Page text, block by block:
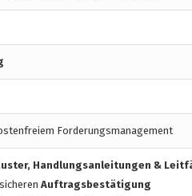
Forderungsmanagement
Handlungsanleitungen &
Auftragsbestätigung